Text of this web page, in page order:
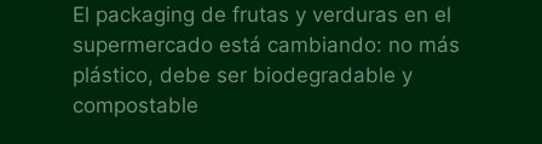
El packaging de frutas y verduras en el
supermercado está cambiando: no más
plástico, debe ser biodegradable y
compostable